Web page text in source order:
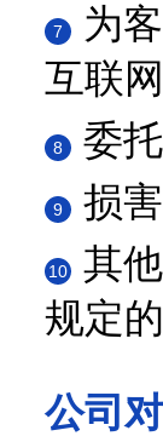
7
为
互联
8 委
9 损
10
其
规定
公司